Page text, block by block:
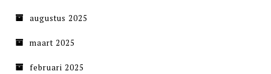
augustus 2025
maart 2025
februari 2025